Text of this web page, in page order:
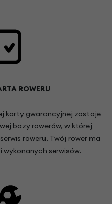
ROWERU
karty gwarancyjnej zostaje
bazy rowerów, w której
roweru. Twój rower ma
wykonanych serwisów.